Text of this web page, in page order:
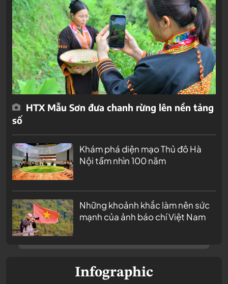
HTX Mẫu Sơn đưa chanh rừng lên nền tảng
số
Khám phá diện mạo Thủ đô Hà
Nội tầm nhìn 100 năm
Những khoảnh khắc làm nên sức
mạnh của ảnh báo chí Việt Nam
Infographic